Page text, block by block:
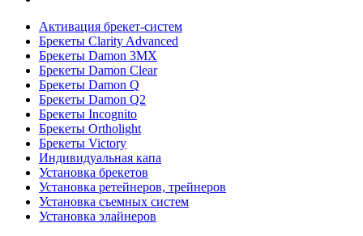
Активация брекет-систем
Брекеты Clarity Advanced
Брекеты Damon 3MX
Брекеты Damon Clear
Брекеты Damon Q
Брекеты Damon Q2
Брекеты Incognito
Брекеты Ortholight
Брекеты Victory
Индивидуальная капа
Установка брекетов
Установка ретейнеров, трейнеров
Установка съемных систем
Установка элайнеров